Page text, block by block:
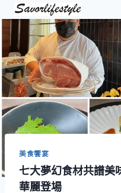
Skip
content
美食饗宴
七大夢幻食材共譜美
華麗登場